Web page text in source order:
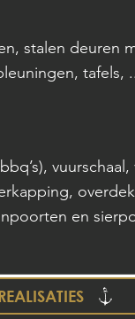
stalen deuren
tafels,
en